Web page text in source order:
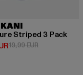
Striped 3 Pack
Preis: 13,99 EUR
19,99 EURAktionspreis: